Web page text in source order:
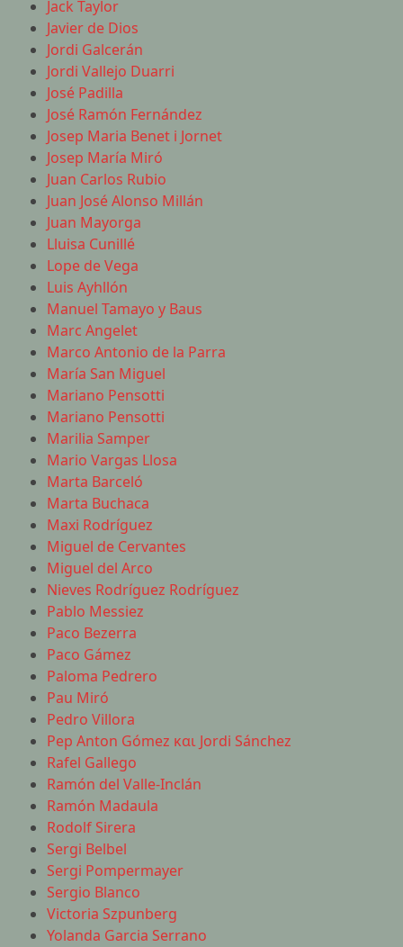
Jack Taylor
Javier de Dios
Jordi Galcerán
Jordi Vallejo Duarri
José Padilla
José Ramón Fernández
Josep Maria Benet i Jornet
Josep María Miró
Juan Carlos Rubio
Juan José Alonso Millán
Juan Mayorga
Lluisa Cunillé
Lope de Vega
Luis Ayhllón
Manuel Tamayo y Baus
Marc Angelet
Marco Antonio de la Parra
María San Miguel
Mariano Pensotti
Mariano Pensotti
Marilia Samper
Mario Vargas Llosa
Marta Barceló
Marta Buchaca
Maxi Rodríguez
Miguel de Cervantes
Miguel del Arco
Nieves Rodríguez Rodríguez
Pablo Messiez
Paco Bezerra
Paco Gámez
Paloma Pedrero
Pau Miró
Pedro Villora
Pep Anton Gómez και Jordi Sánchez
Rafel Gallego
Ramón del Valle-Inclán
Ramón Madaula
Rodolf Sirera
Sergi Belbel
Sergi Pompermayer
Sergio Blanco
Victoria Szpunberg
Yolanda Garcia Serrano